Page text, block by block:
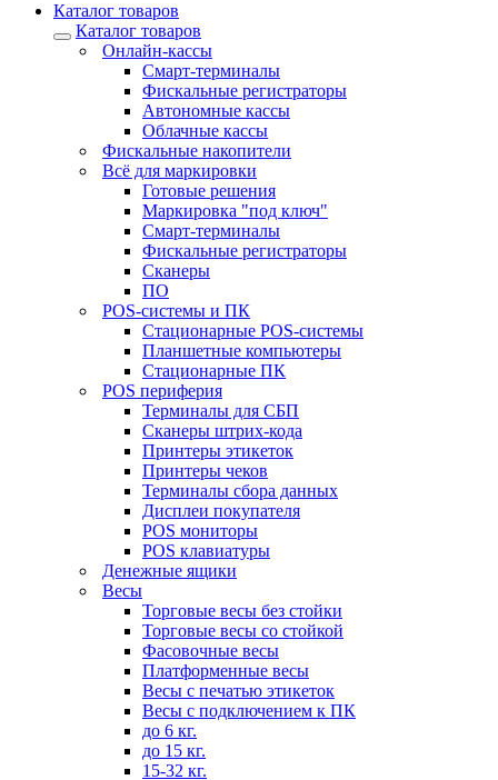
Каталог товаров
Каталог товаров
Онлайн-кассы
Смарт-терминалы
Фискальные регистраторы
Автономные кассы
Облачные кассы
Фискальные накопители
Всё для маркировки
Готовые решения
Маркировка "под ключ"
Смарт-терминалы
Фискальные регистраторы
Сканеры
ПО
POS-системы и ПК
Стационарные POS-системы
Планшетные компьютеры
Стационарные ПК
POS периферия
Терминалы для СБП
Сканеры штрих-кода
Принтеры этикеток
Принтеры чеков
Терминалы сбора данных
Дисплеи покупателя
POS мониторы
POS клавиатуры
Денежные ящики
Весы
Торговые весы без стойки
Торговые весы со стойкой
Фасовочные весы
Платформенные весы
Весы с печатью этикеток
Весы с подключением к ПК
до 6 кг.
до 15 кг.
15-32 кг.